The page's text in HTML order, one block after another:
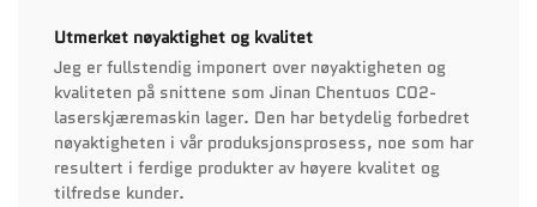
Utmerket nøyaktighet og kvalitet
Jeg er fullstendig imponert over nøyaktigheten og
kvaliteten på snittene som Jinan Chentuos CO2-
laserskjæremaskin lager. Den har betydelig forbedret
nøyaktigheten i vår produksjonsprosess, noe som har
resultert i ferdige produkter av høyere kvalitet og
tilfredse kunder.